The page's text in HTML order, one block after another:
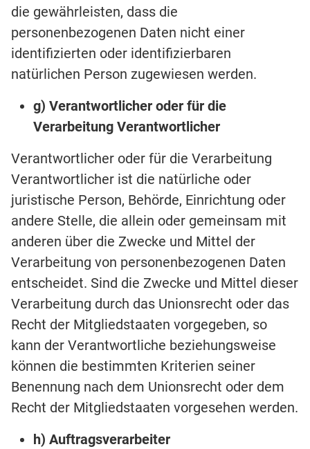
die gewährleisten, dass die
personenbezogenen Daten nicht einer
identifizierten oder identifizierbaren
natürlichen Person zugewiesen werden.
g) Verantwortlicher oder für die
Verarbeitung Verantwortlicher
Verantwortlicher oder für die Verarbeitung
Verantwortlicher ist die natürliche oder
juristische Person, Behörde, Einrichtung oder
andere Stelle, die allein oder gemeinsam mit
anderen über die Zwecke und Mittel der
Verarbeitung von personenbezogenen Daten
entscheidet. Sind die Zwecke und Mittel dieser
Verarbeitung durch das Unionsrecht oder das
Recht der Mitgliedstaaten vorgegeben, so
kann der Verantwortliche beziehungsweise
können die bestimmten Kriterien seiner
Benennung nach dem Unionsrecht oder dem
Recht der Mitgliedstaaten vorgesehen werden.
h) Auftragsverarbeiter